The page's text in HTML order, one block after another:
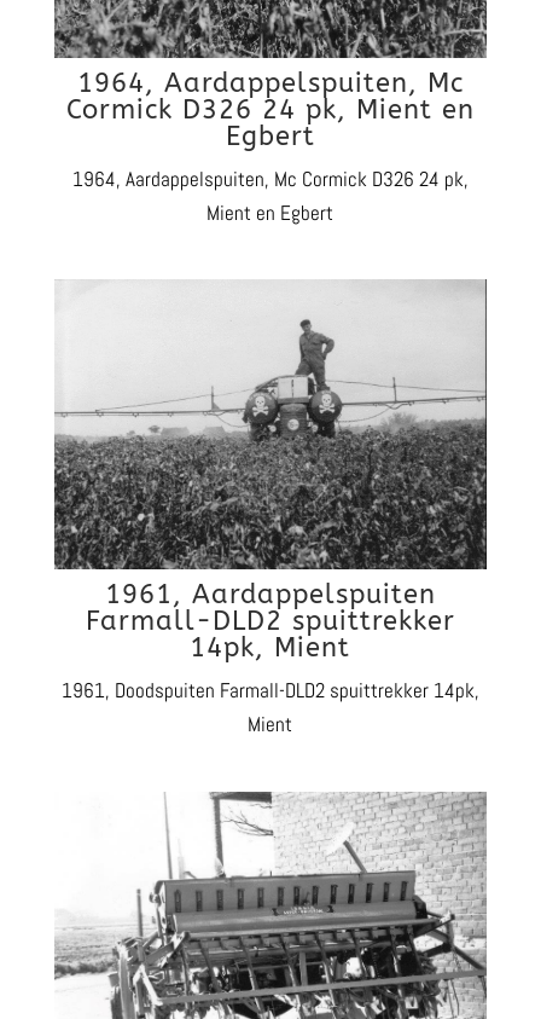
1964, Aardappelspuiten, Mc
Cormick D326 24 pk, Mient en
Egbert
1964, Aardappelspuiten, Mc Cormick D326 24 pk,
Mient en Egbert
1961, Aardappelspuiten
Farmall-DLD2 spuittrekker
14pk, Mient
1961, Doodspuiten Farmall-DLD2 spuittrekker 14pk,
Mient